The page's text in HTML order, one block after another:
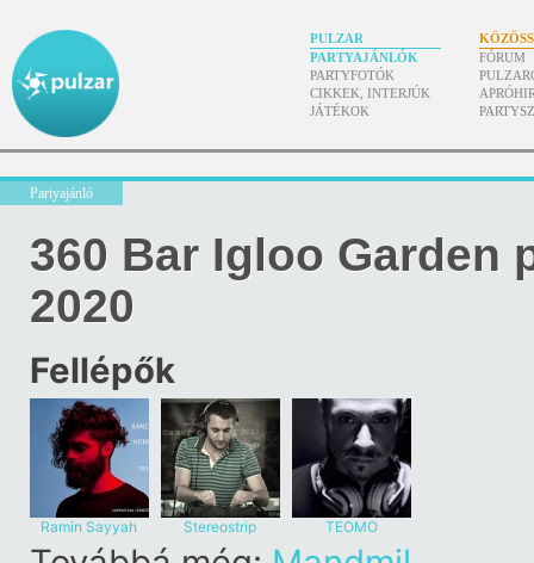
PULZAR
PARTYAJÁNLÓK
PARTYFOTÓK
CIKKEK, INTERJÚK
JÁTÉKOK
FÓRUM
Partyajánló
360 Bar Igloo Garden
2020
Fellépők
Ramin Sayyah Stereostrip TEOMO